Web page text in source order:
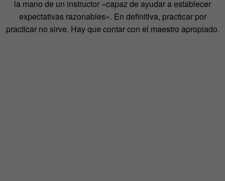
la mano de un instructor «capaz de ayudar a establecer
expectativas razonables». En definitiva, practicar por
practicar no sirve. Hay que contar con el maestro apropiado.